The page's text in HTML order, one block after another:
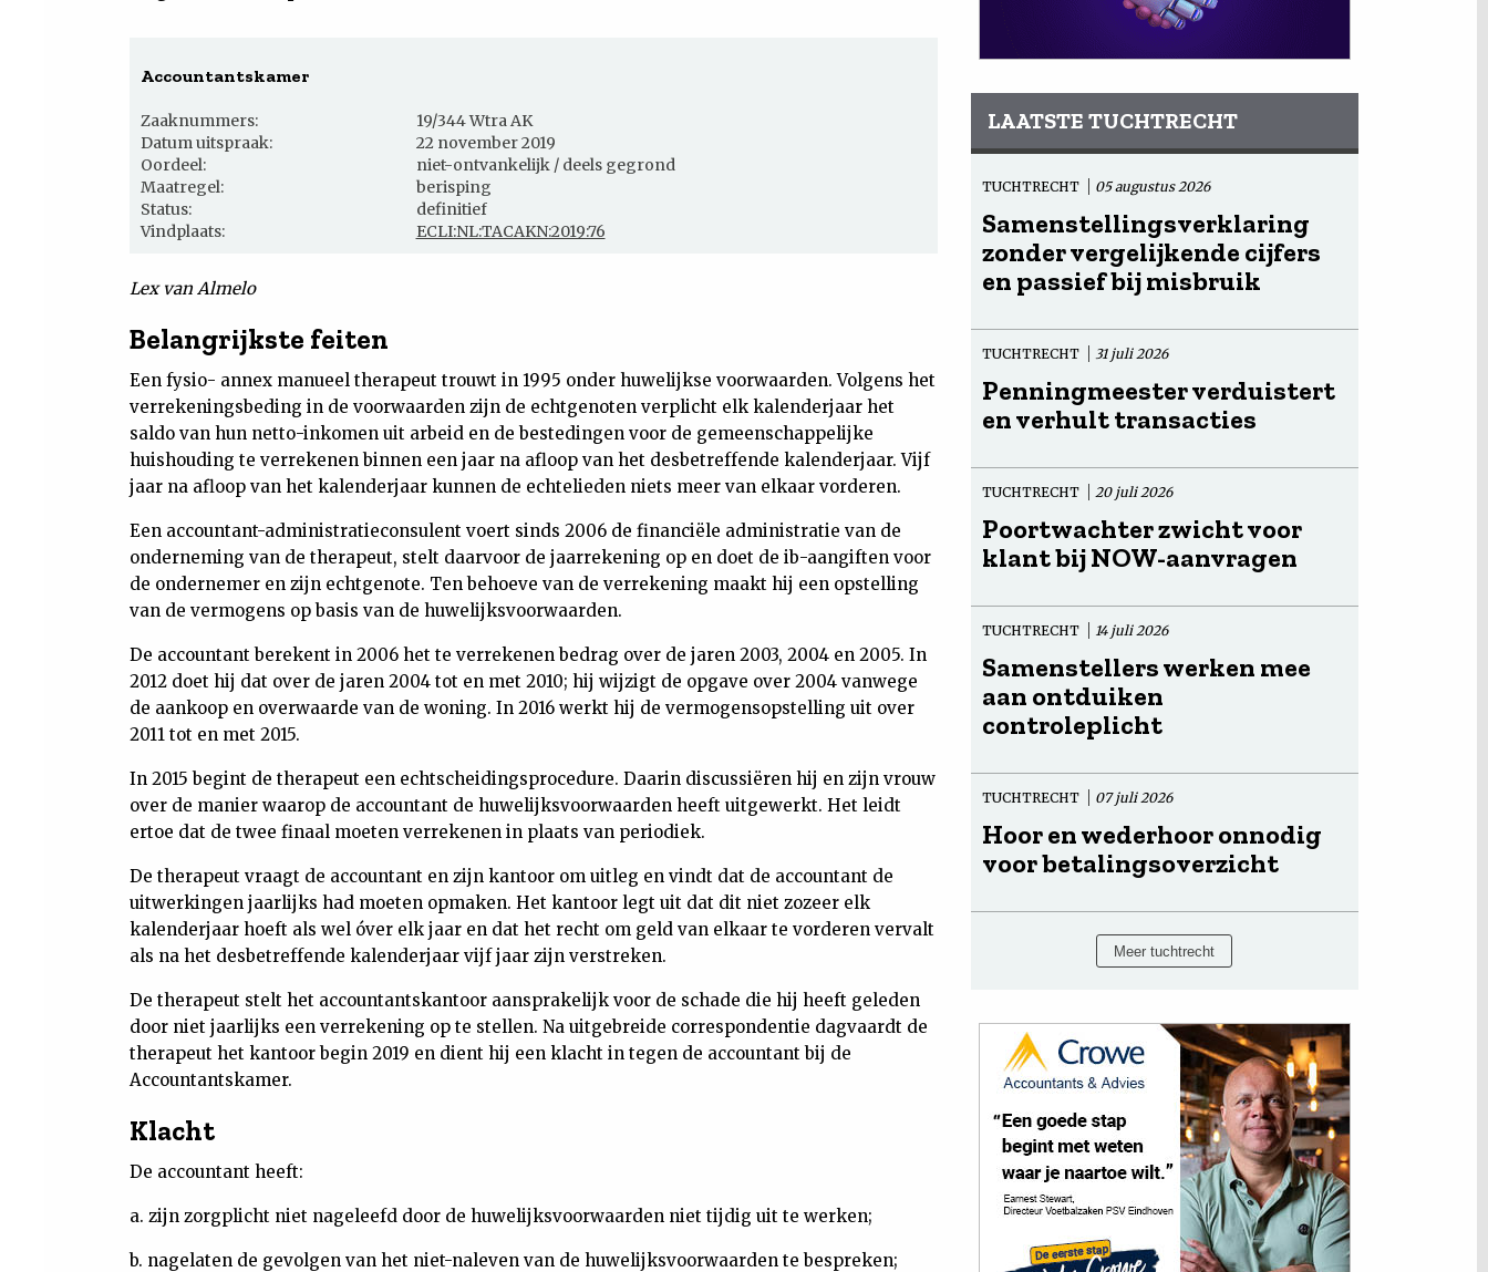
Accountantskamer
Zaaknummers:
19/344 Wtra AK
Datum uitspraak:
22 november 2019
Oordeel:
niet-ontvankelijk / deels gegrond
Maatregel:
berisping
Status:
definitief
Vindplaats:
ECLI:NL:TACAKN:2019:76
Lex van Almelo
Belangrijkste feiten
Een fysio- annex manueel therapeut trouwt in 1995 onder huwelijkse voorwaarden. Volgens het
verrekeningsbeding in de voorwaarden zijn de echtgenoten verplicht elk kalenderjaar het
saldo van hun netto-inkomen uit arbeid en de bestedingen voor de gemeenschappelijke
huishouding te verrekenen binnen een jaar na afloop van het desbetreffende kalenderjaar. Vijf
jaar na afloop van het kalenderjaar kunnen de echtelieden niets meer van elkaar vorderen.
Een accountant-administratieconsulent voert sinds 2006 de financiële administratie van de
onderneming van de therapeut, stelt daarvoor de jaarrekening op en doet de ib-aangiften voor
de ondernemer en zijn echtgenote. Ten behoeve van de verrekening maakt hij een opstelling
van de vermogens op basis van de huwelijksvoorwaarden.
De accountant berekent in 2006 het te verrekenen bedrag over de jaren 2003, 2004 en 2005. In
2012 doet hij dat over de jaren 2004 tot en met 2010; hij wijzigt de opgave over 2004 vanwege
de aankoop en overwaarde van de woning. In 2016 werkt hij de vermogensopstelling uit over
2011 tot en met 2015.
In 2015 begint de therapeut een echtscheidingsprocedure. Daarin discussiëren hij en zijn vrouw
over de manier waarop de accountant de huwelijksvoorwaarden heeft uitgewerkt. Het leidt
ertoe dat de twee finaal moeten verrekenen in plaats van periodiek.
De therapeut vraagt de accountant en zijn kantoor om uitleg en vindt dat de accountant de
uitwerkingen jaarlijks had moeten opmaken. Het kantoor legt uit dat dit niet zozeer elk
kalenderjaar hoeft als wel óver elk jaar en dat het recht om geld van elkaar te vorderen vervalt
als na het desbetreffende kalenderjaar vijf jaar zijn verstreken.
De therapeut stelt het accountantskantoor aansprakelijk voor de schade die hij heeft geleden
door niet jaarlijks een verrekening op te stellen. Na uitgebreide correspondentie dagvaardt de
therapeut het kantoor begin 2019 en dient hij een klacht in tegen de accountant bij de
Accountantskamer.
Klacht
De accountant heeft:
a. zijn zorgplicht niet nageleefd door de huwelijksvoorwaarden niet tijdig uit te werken;
b. nagelaten de gevolgen van het niet-naleven van de huwelijksvoorwaarden te bespreken;
LAATSTE TUCHTRECHT
TUCHTRECHT 05 augustus 2026
Samenstellingsverklaring
zonder vergelijkende cijfers
en passief bij misbruik
TUCHTRECHT 31 juli 2026
Penningmeester verduistert
en verhult transacties
TUCHTRECHT 20 juli 2026
Poortwachter zwicht voor
klant bij NOW-aanvragen
TUCHTRECHT 14 juli 2026
Samenstellers werken mee
aan ontduiken
controleplicht
TUCHTRECHT 07 juli 2026
Hoor en wederhoor onnodig
voor betalingsoverzicht
Meer tuchtrecht